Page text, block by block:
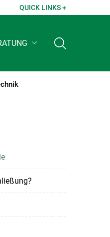
QUICK LINKS +